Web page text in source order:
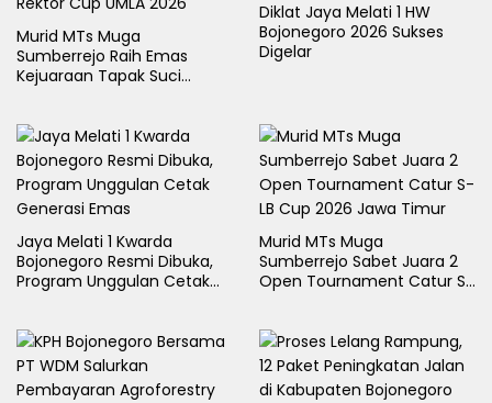
Murid MTs Muga
Sumberrejo Raih Emas
Kejuaraan Tapak Suci
Diklat Jaya Melati 1 HW
Bojonegoro 2026 Sukses
Digelar
Jaya Melati 1 Kwarda
Bojonegoro Resmi Dibuka,
Program Unggulan Cetak
Murid MTs Muga
Sumberrejo Sabet Juara 2
Open Tournament Catur S-